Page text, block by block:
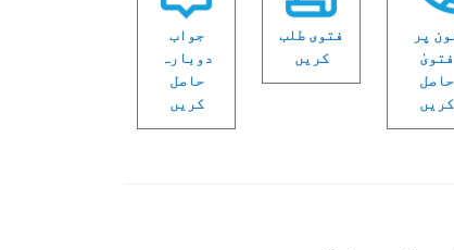
پر
فتویٰ
حاصل
کریں
فتوی طلب
کریں
جواب
دوبارہ
حاصل
کریں